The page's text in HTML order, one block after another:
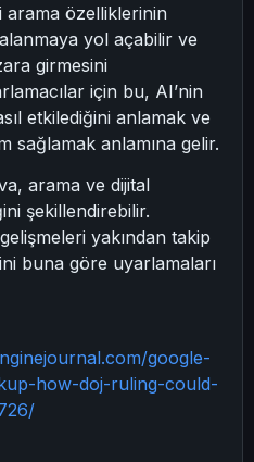
arama özelliklerinin
yol açabilir ve
girmesini
için bu, AI’nin
etkilediğini anlamak ve
sağlamak anlamına gelir.
arama ve dijital
şekillendirebilir.
yakından takip
buna göre uyarlamaları
google-
how-doj-ruling-could-